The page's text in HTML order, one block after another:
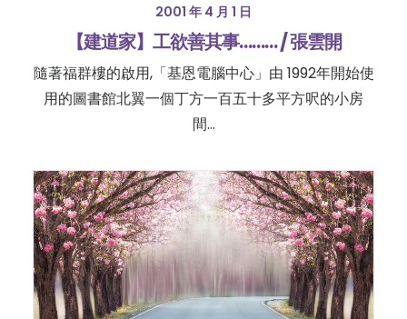
2001 年 4 月 1 日
【建道家】工欲善其事……… / 張雲開
隨著福群樓的啟用,「基恩電腦中心」由 1992年開始使
用的圖書館北翼一個丁方一百五十多平方呎的小房
間...